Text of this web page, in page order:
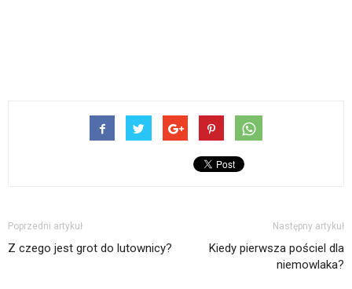
Poprzedni artykuł
Z czego jest grot do lutownicy?
Następny artykuł
Kiedy pierwsza pościel dla
niemowlaka?